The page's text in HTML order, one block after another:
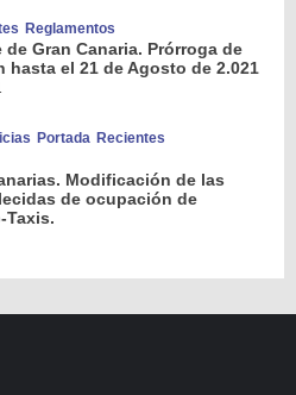
Reglamentos
de Gran Canaria. Prórroga de
hasta el 21 de Agosto de 2.021
Portada Recientes
Modificación de las
de ocupación de
Taxis.